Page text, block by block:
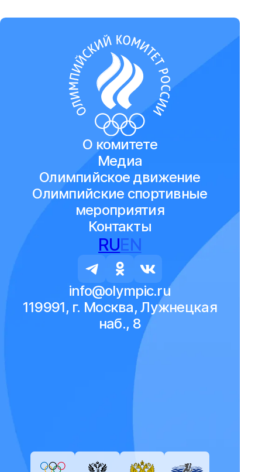
О комитете
Медиа
Олимпийское движение
Олимпийские спортивные
мероприятия
Контакты
RUEN
info@olympic.ru
119991, г. Москва, Лужнецкая
наб., 8